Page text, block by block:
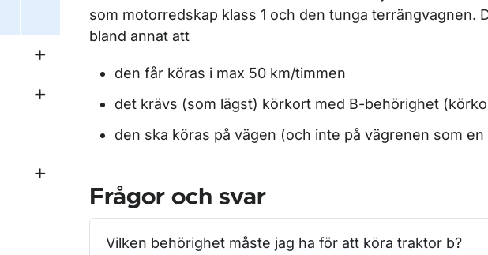
Undermeny för Regler för olika fordonsslag
Undermeny för Släpfordon
Undermeny för Moped
Undermeny för Personbil, lastbil och buss
som motorredskap klass 1 och den tunga terrängvagnen.
bland annat att
den får köras i max 50 km/timmen
det krävs (som lägst) körkort med B-behörighet
den ska köras på vägen (och inte på vägrenen som
Frågor och svar
Vilken behörighet måste jag ha för att köra traktor b?